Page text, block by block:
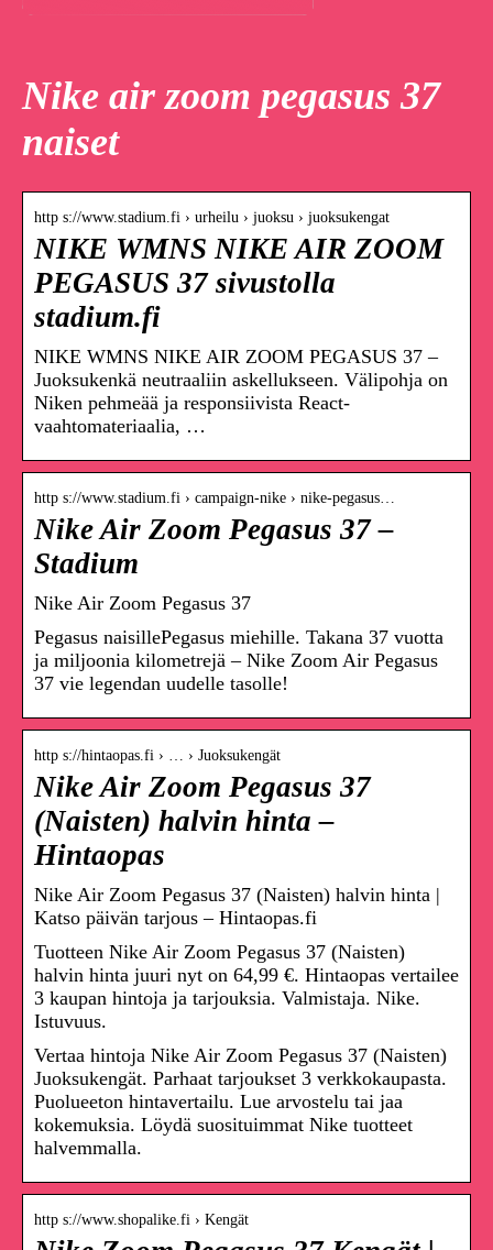
Nike air zoom pegasus 37
naiset
http s://www.stadium.fi › urheilu › juoksu › juoksukengat
NIKE WMNS NIKE AIR ZOOM
PEGASUS 37 sivustolla
stadium.fi
NIKE WMNS NIKE AIR ZOOM PEGASUS 37 –
Juoksukenkä neutraaliin askellukseen. Välipohja on
Niken pehmeää ja responsiivista React-
vaahtomateriaalia, …
http s://www.stadium.fi › campaign-nike › nike-pegasus…
Nike Air Zoom Pegasus 37 –
Stadium
Nike Air Zoom Pegasus 37
Pegasus naisillePegasus miehille. Takana 37 vuotta
ja miljoonia kilometrejä – Nike Zoom Air Pegasus
37 vie legendan uudelle tasolle!
http s://hintaopas.fi › … › Juoksukengät
Nike Air Zoom Pegasus 37
(Naisten) halvin hinta –
Hintaopas
Nike Air Zoom Pegasus 37 (Naisten) halvin hinta |
Katso päivän tarjous – Hintaopas.fi
Tuotteen Nike Air Zoom Pegasus 37 (Naisten)
halvin hinta juuri nyt on 64,99 €. Hintaopas vertailee
3 kaupan hintoja ja tarjouksia. Valmistaja. Nike.
Istuvuus.
Vertaa hintoja Nike Air Zoom Pegasus 37 (Naisten)
Juoksukengät. Parhaat tarjoukset 3 verkkokaupasta.
Puolueeton hintavertailu. Lue arvostelu tai jaa
kokemuksia. Löydä suosituimmat Nike tuotteet
halvemmalla.
http s://www.shopalike.fi › Kengät